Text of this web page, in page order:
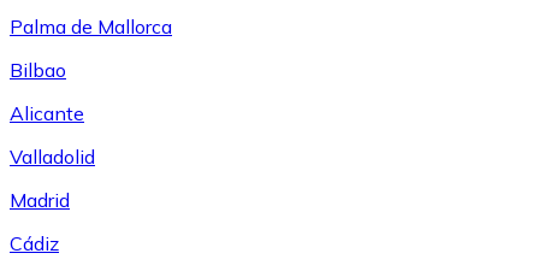
Palma de Mallorca
Bilbao
Alicante
Valladolid
Madrid
Cádiz